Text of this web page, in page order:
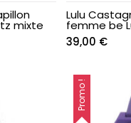
mixte
€.
Lulu
femme be
39,00 €
Promo !